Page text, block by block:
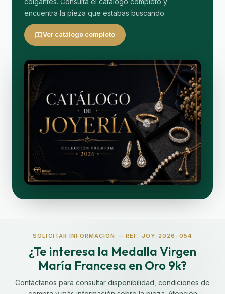
encuentra la pieza que estabas buscando.
Ver catálogo completo
SOLICITAR INFORMACIÓN — REF. JOY-2026-054
¿Te interesa la Medalla Virgen
María Francesa en Oro 9k?
Contáctanos para consultar disponibilidad, condiciones de